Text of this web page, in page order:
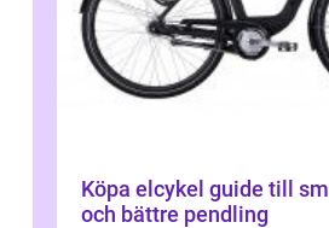
Köpa elcykel guide till smartare vardag
och bättre pendling